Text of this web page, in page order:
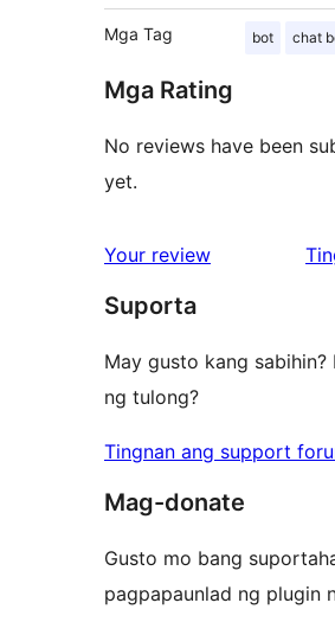
Mga Tag bot chat
Mga Rating
No reviews have been
yet.
Your review
Suporta
May gusto kang sabihin?
ng tulong?
Tingnan ang support
Mag-donate
Gusto mo bang
pagpapaunlad ng plugin